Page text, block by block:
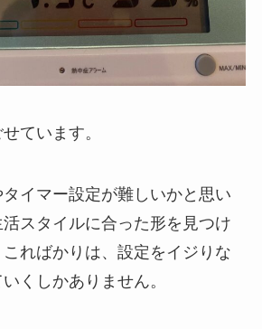
ています。
イマー設定が難しいかと思い
スタイルに合った形を見つけ
ればかりは、設定をイジりな
くしかありません。